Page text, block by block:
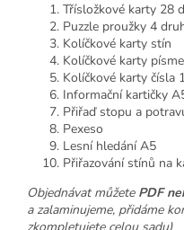
Třísložkové karty 28
Puzzle proužky 4
Kolíčkové karty stín
Kolíčkové karty
Kolíčkové karty čísla
Informační kartičky
Přiřaď stopu a
Pexeso
Lesní hledání A5
Přiřazování stínů na
Objednávat můžete PDF
a zalaminujeme, přidáme